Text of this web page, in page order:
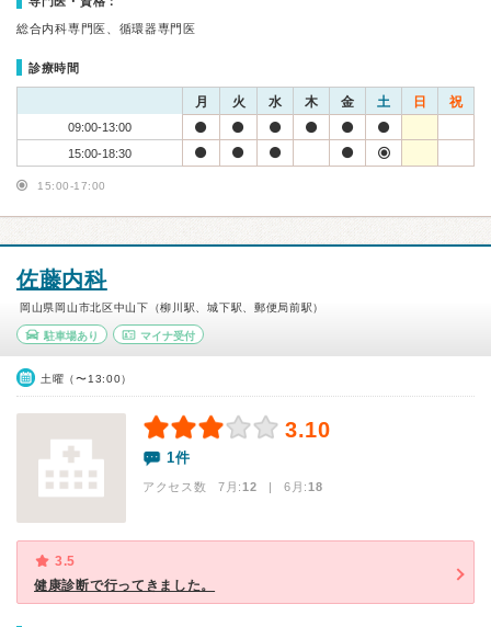
総合内科専門医、循環器専門医
診療時間
月 火 水 木 金 土 日 祝
09:00-13:00
15:00-18:30
15:00-17:00
佐藤内科
岡山県岡山市北区中山下（柳川駅、城下駅、郵便局前駅）
駐車場あり マイナ受付
土曜（〜13:00）
3.10
1件
アクセス数 7月:12 | 6月:18
3.5
健康診断で行ってきました。